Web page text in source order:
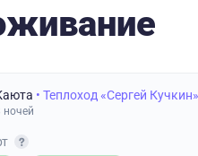
• Теплоход «Сергей Кучкин»
ночей